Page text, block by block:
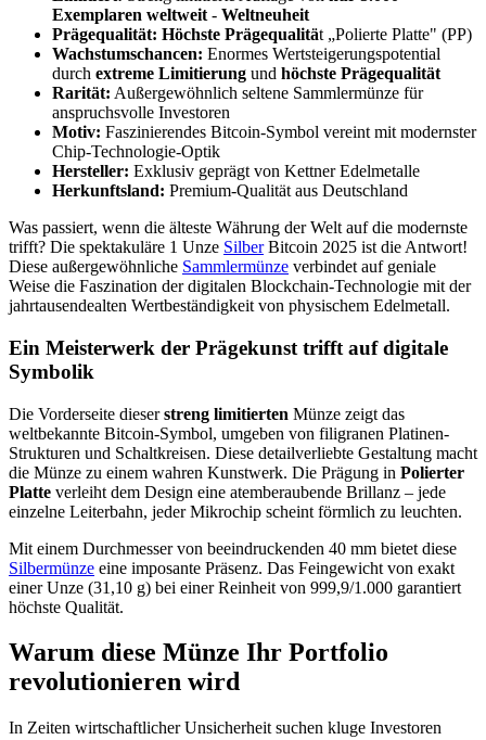
Exemplaren weltweit - Weltneuheit
Prägequalität: Höchste Prägequalität „Polierte Platte" (PP)
Wachstumschancen: Enormes Wertsteigerungspotential
durch extreme Limitierung und höchste Prägequalität
Rarität: Außergewöhnlich seltene Sammlermünze für
anspruchsvolle Investoren
Motiv: Faszinierendes Bitcoin-Symbol vereint mit modernster
Chip-Technologie-Optik
Hersteller: Exklusiv geprägt von Kettner Edelmetalle
Herkunftsland: Premium-Qualität aus Deutschland
Was passiert, wenn die älteste Währung der Welt auf die modernste
trifft? Die spektakuläre 1 Unze SilberBitcoin 2025 ist die Antwort!
Diese außergewöhnliche Sammlermünze verbindet auf geniale
Weise die Faszination der digitalen Blockchain-Technologie mit der
jahrtausendealten Wertbeständigkeit von physischem Edelmetall.
Ein Meisterwerk der Prägekunst trifft auf digitale
Symbolik
Die Vorderseite dieserstreng limitierten Münze zeigt das
weltbekannte Bitcoin-Symbol, umgeben von filigranen Platinen-
Strukturen und Schaltkreisen. Diese detailverliebte Gestaltung macht
die Münze zu einem wahren Kunstwerk. Die Prägung in Polierter
Platte verleiht dem Design eine atemberaubende Brillanz – jede
einzelne Leiterbahn, jeder Mikrochip scheint förmlich zu leuchten.
Mit einem Durchmesser von beeindruckenden 40 mm bietet diese
Silbermünze eine imposante Präsenz. Das Feingewicht von exakt
einer Unze (31,10 g) bei einer Reinheit von 999,9/1.000 garantiert
höchste Qualität.
Warum diese Münze Ihr Portfolio
revolutionieren wird
In Zeiten wirtschaftlicher Unsicherheit suchen kluge Investoren